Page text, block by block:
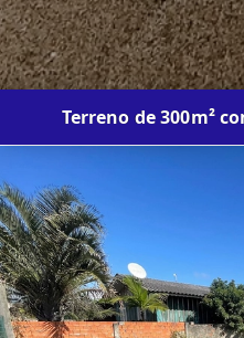
Terreno de 300m²